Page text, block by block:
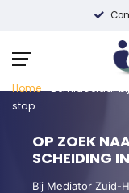
Home»Bemiddelaar
stap
OP ZOEK
SCHEIDING
Bij Mediator Zuid-